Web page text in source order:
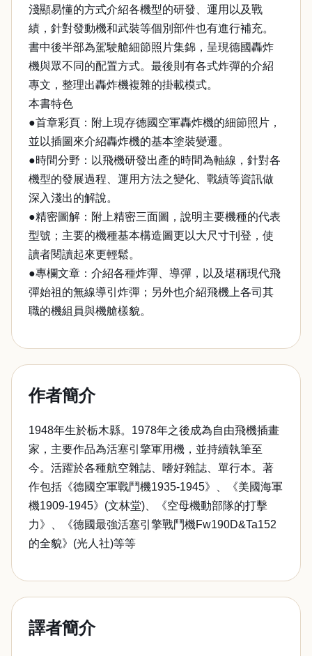
淺顯易懂的方式介紹各機型的研發、運用以及戰
績，針對發動機和武裝等個別部件也有進行補充。
書中後半部為駕駛艙細節照片集錦，呈現德國轟炸
機與眾不同的配置方式。最後則有各式炸彈的介紹
專文，整理出轟炸機複雜的掛載模式。
本書特色
●首章彩頁：附上現存德國空軍轟炸機的細節照片，
並以插圖來介紹轟炸機的基本塗裝變遷。
●時間分野：以飛機研發出產的時間為軸線，針對各
機型的發展過程、運用方法之變化、戰績等資訊做
深入淺出的解說。
●精密圖解：附上精密三面圖，說明主要機種的代表
型號；主要的機種基本構造圖更以大尺寸刊登，使
讀者閱讀起來更輕鬆。
●專欄文章：介紹各種炸彈、導彈，以及堪稱現代飛
彈始祖的無線導引炸彈；另外也介紹飛機上各司其
職的機組員與機艙樣貌。
作者簡介
1948年生於栃木縣。1978年之後成為自由飛機插畫
家，主要作品為活塞引擎軍用機，並持續執筆至
今。活躍於各種航空雜誌、嗜好雜誌、單行本。著
作包括《德國空軍戰鬥機1935-1945》、《美國海軍
機1909-1945》(文林堂)、《空母機動部隊的打擊
力》、《德國最強活塞引擎戰鬥機Fw190D&Ta152
的全貌》(光人社)等等
譯者簡介